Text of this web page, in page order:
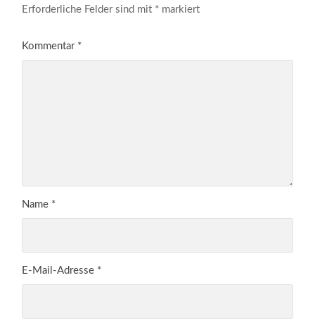
Erforderliche Felder sind mit * markiert
Kommentar *
Name *
E-Mail-Adresse *